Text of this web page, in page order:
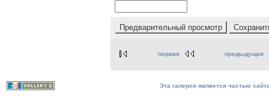
первая предыдущая
Эта галерея является частью